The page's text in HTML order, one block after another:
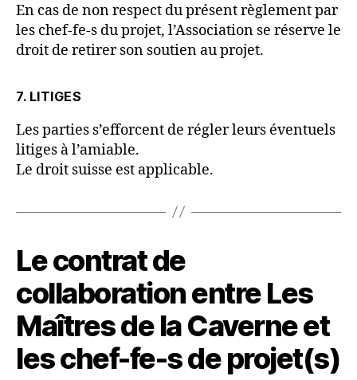
En cas de non respect du présent règlement par
les chef-fe-s du projet, l’Association se réserve le
droit de retirer son soutien au projet.
7. LITIGES
Les parties s’efforcent de régler leurs éventuels
litiges à l’amiable.
Le droit suisse est applicable.
Le contrat de
collaboration entre Les
Maîtres de la Caverne et
les chef-fe-s de projet(s)